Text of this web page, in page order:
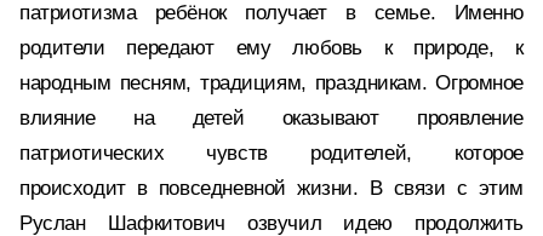
патриотизма ребёнок получает в семье. Именно
родители передают ему любовь к природе, к
народным песням, традициям, праздникам. Огромное
влияние на детей оказывают проявление
патриотических чувств родителей, которое
происходит в повседневной жизни. В связи с этим
Руслан Шафкитович озвучил идею продолжить